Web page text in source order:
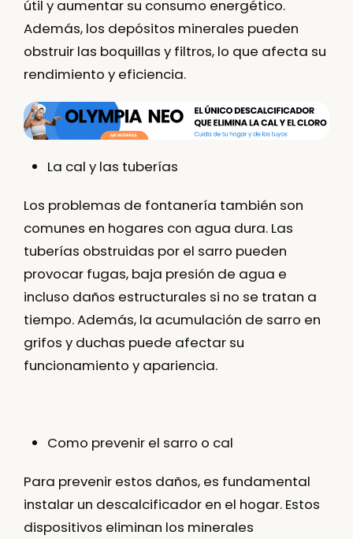
útil y aumentar su consumo energético.
Además, los depósitos minerales pueden
obstruir las boquillas y filtros, lo que afecta su
rendimiento y eficiencia.
La cal y las tuberías
Los problemas de fontanería también son
comunes en hogares con agua dura. Las
tuberías obstruidas por el sarro pueden
provocar fugas, baja presión de agua e
incluso daños estructurales si no se tratan a
tiempo. Además, la acumulación de sarro en
grifos y duchas puede afectar su
funcionamiento y apariencia.
Como prevenir el sarro o cal
Para prevenir estos daños, es fundamental
instalar un descalcificador en el hogar. Estos
dispositivos eliminan los minerales